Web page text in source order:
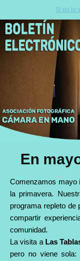
Si no lo
En
Comenzamos mayo
la primavera.
programa repleto de
compartir
comunidad.
La visita a Las
pero no viene sola: